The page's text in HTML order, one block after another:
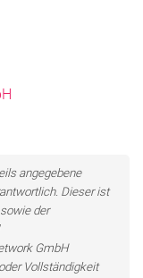
angegebene
Dieser ist
der
GmbH
Vollständigkeit